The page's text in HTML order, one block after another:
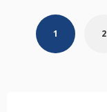
Posts
navigation
1 2